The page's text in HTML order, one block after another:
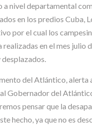
nivel departamental
en los predios
por el cual los
en el mes julio
del Atlántico, alerta
Gobernador del
pensar que la
hecho, ya que no es